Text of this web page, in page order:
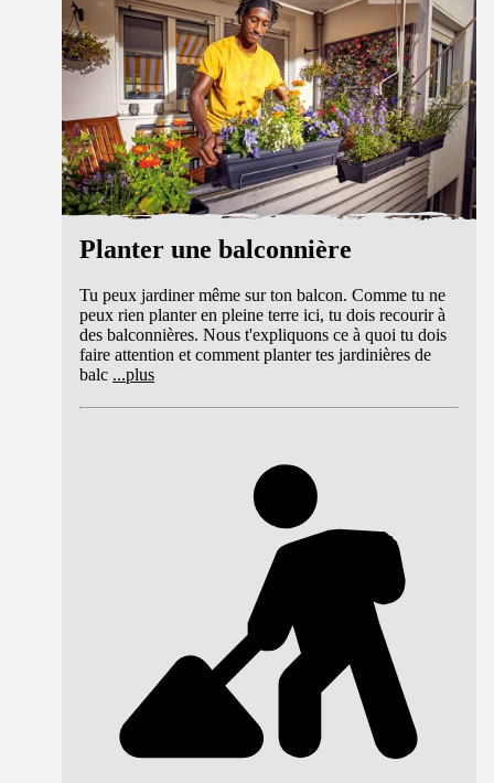
Planter une balconnière
Tu peux jardiner même sur ton balcon. Comme tu ne
peux rien planter en pleine terre ici, tu dois recourir à
des balconnières. Nous t'expliquons ce à quoi tu dois
faire attention et comment planter tes jardinières de
balc ...plus